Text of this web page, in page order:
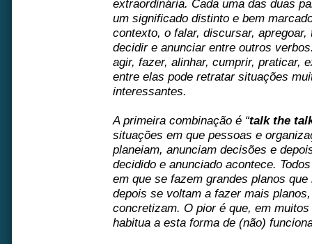
extraordinária. Cada uma das duas
um significado distinto e bem
contexto, o falar, discursar,
decidir e anunciar entre outros
agir, fazer, alinhar, cumprir, praticar,
entre elas pode retratar situações
interessantes.
A primeira combinação é “talk the
situações em que pessoas e
planeiam, anunciam decisões e
decidido e anunciado acontece.
em que se fazem grandes planos
depois se voltam a fazer mais
concretizam. O pior é que, em
habitua a esta forma de (não)